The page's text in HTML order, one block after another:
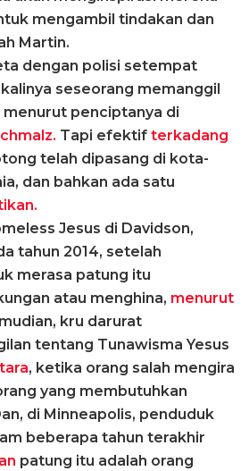
mengambil tindakan dan
Martin.
dengan polisi setempat
seseorang memanggil
penciptanya di
Tapi efektif terkadang
telah dipasang di kota-
dan bahkan ada satu
Jesus di Davidson,
tahun 2014, setelah
merasa patung itu
atau menghina, menurut
kru darurat
tentang Tunawisma Yesus
, ketika orang salah mengira
yang membutuhkan
di Minneapolis, penduduk
beberapa tahun terakhir
patung itu adalah orang